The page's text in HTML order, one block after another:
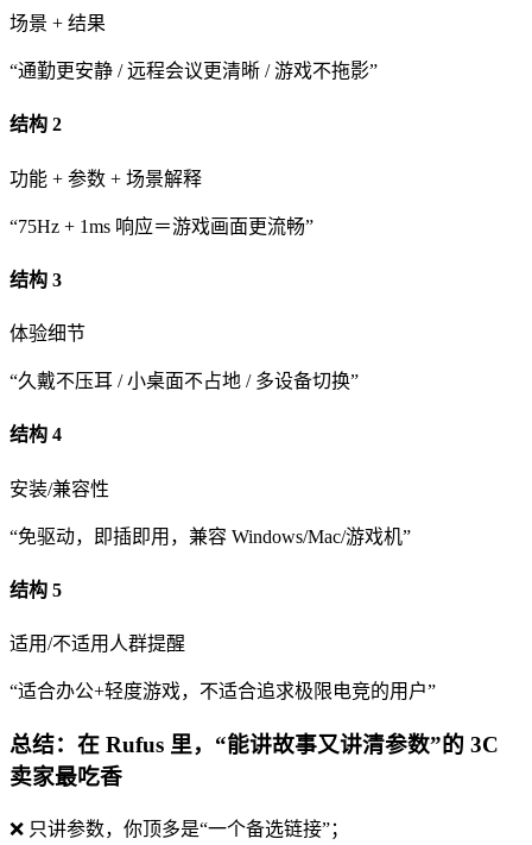
场景 + 结果
“通勤更安静 / 远程会议更清晰 / 游戏不拖影”
结构 2
功能 + 参数 + 场景解释
“75Hz + 1ms 响应＝游戏画面更流畅”
结构 3
体验细节
“久戴不压耳 / 小桌面不占地 / 多设备切换”
结构 4
安装/兼容性
“免驱动，即插即用，兼容 Windows/Mac/游戏机”
结构 5
适用/不适用人群提醒
“适合办公+轻度游戏，不适合追求极限电竞的用户”
总结：在 Rufus 里，“能讲故事又讲清参数”的 3C
卖家最吃香
❌ 只讲参数，你顶多是“一个备选链接”；